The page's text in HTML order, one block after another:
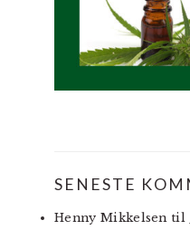
SENESTE
Henny Mikkelsen til